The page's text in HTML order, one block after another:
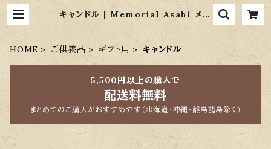
キャンドル | Memorial Asahi メモ
リアルあさひ
HOME ご供養品 ギフト用 キャンドル
5,500円以上の購入で
配送料無料
まとめてのご購入がおすすめです（北海道・沖縄・離島諸島除く）